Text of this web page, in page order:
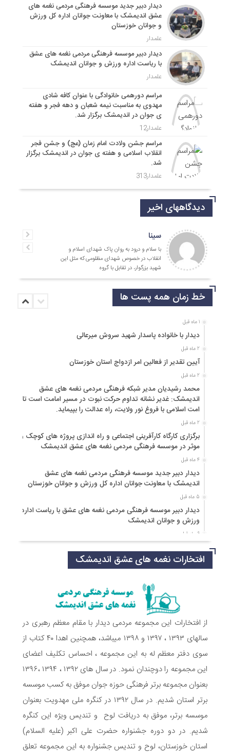
دیدار دبیر جدید موسسه فرهنگی مردمی نغمه های
عشق اندیمشک با معاونت جوانان اداره کل ورزش
و جوانان خوزستان
علمدار
دیدار دبیر موسسه فرهنگی مردمی نغمه های عشق
با ریاست اداره ورزش و جوانان اندیمشک
علمدار
مراسم دورهمی خانوادگی با عنوان کافه شادی
مهدوی به مناسبت نیمه شعبان و دهه فجر و هفته
ی جوان در اندیمشک برگزار شد.
علمدار12
مراسم جشن ولادت امام زمان (عج) و جشن فجر
انقلاب اسلامی و هفته ی جوان در اندیمشک برگزار
شد.
علمدار313
دیدگاههای اخیر
سینا
با سلام و درود به روان پاک شهدای اسلام و
انقلاب در خصوص شهدای مظلومی که مثل این
شهید بزرگوار، در تقابل با گروه
خط زمان همه پست ها
1 ماه قبل
دیدار با خانواده پاسدار شهید سروش میرعالی
2 ماه قبل
آیین تقدیر از فعالین امر ازدواج استان خوزستان
2 ماه قبل
محمد رشیدیان مدیر شبکه فرهنگی مردمی نغمه های عشق
اندیمشک: غدیر نشانه تداوم حرکت نبوت در مسیر امامت است تا
امت اسلامی با فروغ نور ولایت، راه عدالت را بپیماید.
2 ماه قبل
برگزاری کارگاه کارآفرینی اجتماعی و راه اندازی پروژه های کوچک و
موثر در موسسه فرهنگی مردمی نغمه های عشق اندیمشک
4 ماه قبل
دیدار دبیر جدید موسسه فرهنگی مردمی نغمه های عشق
اندیمشک با معاونت جوانان اداره کل ورزش و جوانان خوزستان
5 ماه قبل
دیدار دبیر موسسه فرهنگی مردمی نغمه های عشق با ریاست اداره
ورزش و جوانان اندیمشک
6 ماه قبل
نیمه شعبان و دهه فجر و هفته ی جوان در اندیمشک برگزار شد.
6 ماه قبل
مراسم جشن ولادت امام زمان (عج) و جشن فجر انقلاب اسلامی و
هفته ی جوان در اندیمشک برگزار شد.
تشریح برنامه های دهه مهدویت شبکه فرهنگی مردمی نغمه های
توزیع بسته جشن تکلیف به دختران سادات ایتام اندیمشک در شب
ولادت امام علی(ع)
7 ماه قبل
ایجاد ۱۱۰ شعبه نغمه های عشق در ۱۱۰ منطقه شهر و روستای
اندیمشک
8 ماه قبل
مراسم رونمایی از طرح ستاره های اندیمشک و طرح خانه های نور،
محله های آسمانی همزمان با جشن ولادت حضرت فاطمه (س) در
افتخارات نغمه های عشق اندیمشک
از افتخارات این مجموعه مردمی دیدار با مقام معظم رهبری در
سالهای ۱۳۹۳ ، ۱۳۹۷ و ۱۳۹۸ میباشد، همچنین اهدا ۴۰ کتاب از
سوی دفتر معظم له به این مجموعه ، احساس تکلیف اعضای
این مجموعه را دوچندان نمود. در سال های ۱۳۹۲ ، ۱۳۹۴ ،۱۳۹۶
بعنوان مجموعه برتر فرهنگی حوزه جوان موفق به کسب موسسه
برتر استان شدیم. در سال ۱۳۹۲ در کنگره ملی مهدویت بعنوان
موسسه برتر، موفق به دریافت لوح و تندیس ویژه این کنگره
شدیم. در دو دوره جشنواره حضرت علی اکبر (علیه السلام)
استان خوزستان، لوح و تندیس جشنواره به این مجموعه تعلق